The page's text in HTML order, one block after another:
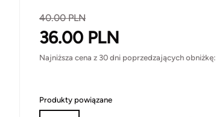
40.00PLN
36.00 PLN
Najniższa cena z 30 dni poprzedzających obniżkę:
Produkty powiązane